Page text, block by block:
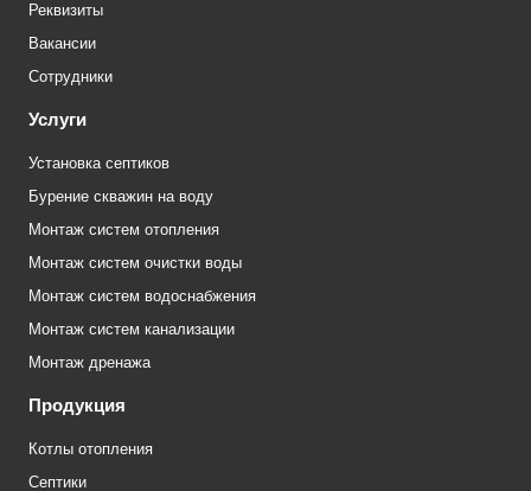
Реквизиты
Вакансии
Сотрудники
Услуги
Установка септиков
Бурение скважин на воду
Монтаж систем отопления
Монтаж систем очистки воды
Монтаж систем водоснабжения
Монтаж систем канализации
Монтаж дренажа
Продукция
Котлы отопления
Септики